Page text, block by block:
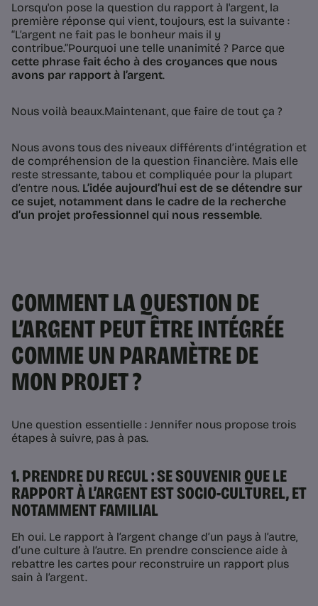
Lorsqu'on pose la question du rapport à l'argent, la
première réponse qui vient, toujours, est la suivante :
“L’argent ne fait pas le bonheur mais il y
contribue.”Pourquoi une telle unanimité ? Parce que
cette phrase fait écho à des croyances que nous
avons par rapport à l’argent.
Nous voilà beaux.Maintenant, que faire de tout ça ?
Nous avons tous des niveaux différents d’intégration et
de compréhension de la question financière. Mais elle
reste stressante, tabou et compliquée pour la plupart
d’entre nous. L’idée aujourd’hui est de se détendre sur
ce sujet, notamment dans le cadre de la recherche
d’un projet professionnel qui nous ressemble.
COMMENT LA QUESTION DE
L’ARGENT PEUT ÊTRE INTÉGRÉE
COMME UN PARAMÈTRE DE
MON PROJET ?
Une question essentielle : Jennifer nous propose trois
étapes à suivre, pas à pas.
1. PRENDRE DU RECUL : SE SOUVENIR QUE LE
RAPPORT À L’ARGENT EST SOCIO-CULTUREL, ET
NOTAMMENT FAMILIAL
Eh oui. Le rapport à l’argent change d’un pays à l’autre,
d’une culture à l’autre. En prendre conscience aide à
rebattre les cartes pour reconstruire un rapport plus
sain à l’argent.